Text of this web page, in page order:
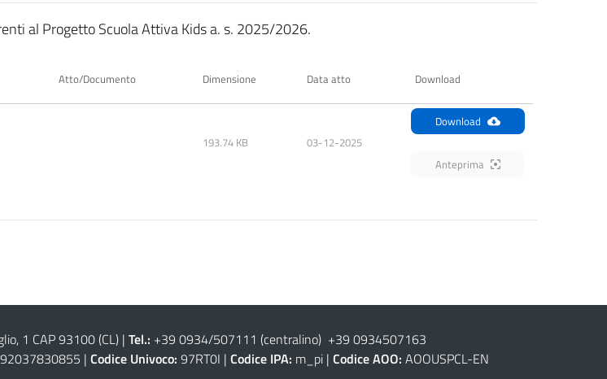
al Progetto Scuola Attiva Kids a. s. 2025/2026.
Atto/Documento Dimensione Data atto Download
193.74 KB 03-12-2025
Download
Anteprima
1 CAP 93100 (CL)| Tel.: +39 0934/507111 (centralino) +39 0934507163
92037830855 | Codice Univoco: 97RT0I | Codice IPA: m_pi | Codice AOO: AOOUSPCL-EN